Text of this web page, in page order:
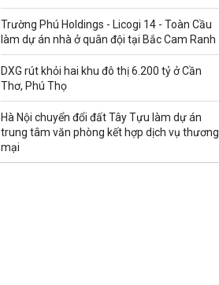
Trường Phú Holdings - Licogi 14 - Toàn Cầu
làm dự án nhà ở quân đội tại Bắc Cam Ranh
DXG rút khỏi hai khu đô thị 6.200 tỷ ở Cần
Thơ, Phú Thọ
Hà Nội chuyển đổi đất Tây Tựu làm dự án
trung tâm văn phòng kết hợp dịch vụ thương
mại